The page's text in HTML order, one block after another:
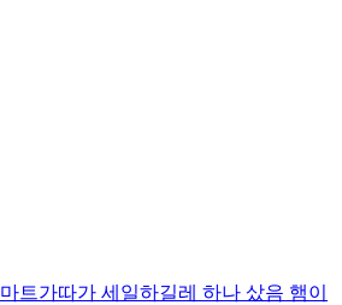
트가따가 세일하길레 하나 샀음 햄이